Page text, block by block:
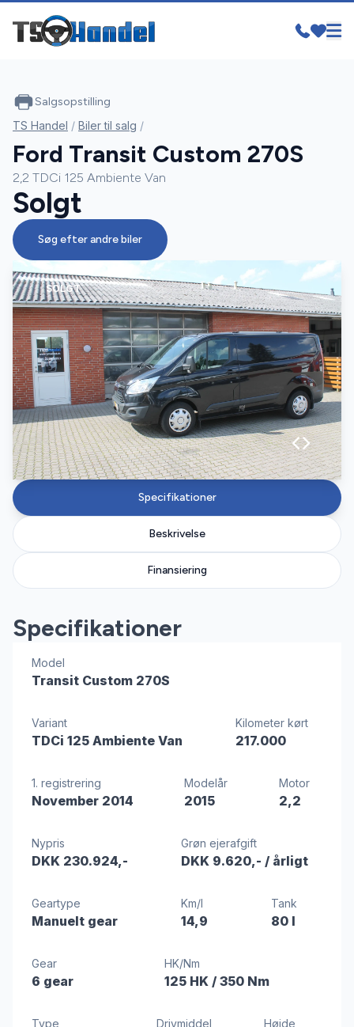
SOLGT
Specifikationer
Beskrivelse
Finansiering
Specifikationer
Model
Transit Custom 270S
Variant
TDCi 125 Ambiente Van
Kilometer kørt
217.000
1. registrering
November 2014
Modelår
2015
Motor
2,2
Nypris
DKK 230.924,-
Grøn ejerafgift
DKK 9.620,- / årligt
Geartype
Manuelt gear
Km/l
14,9
Tank
80 l
Gear
6 gear
HK/Nm
125 HK / 350 Nm
Type Drivmiddel Højde
Salgsopstilling
TS Handel / Biler til salg /
Ford Transit Custom 270S
2,2 TDCi 125 Ambiente Van
Solgt
Søg efter andre biler